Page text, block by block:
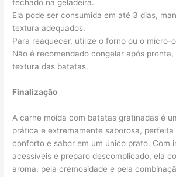
fechado na geladeira.
Ela pode ser consumida em até 3 dias,
textura adequados.
Para reaquecer, utilize o forno ou o micro-
Não é recomendado congelar após
textura das batatas.
Finalização
A carne moída com batatas gratinadas é
prática e extremamente saborosa, perfeita
conforto e sabor em um único prato. Com
acessíveis e preparo descomplicado, ela
aroma, pela cremosidade e pela